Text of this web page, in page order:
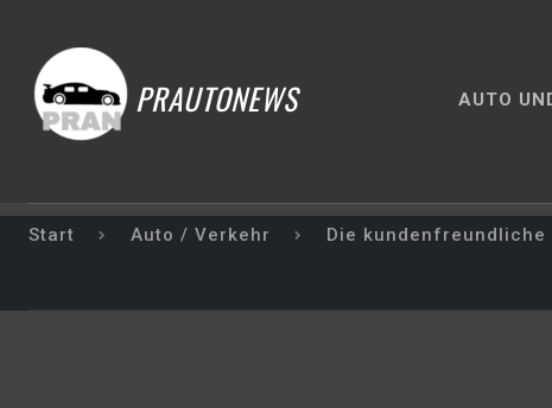
PRAUTONEWS AUTO
Start Auto / Verkehr Die